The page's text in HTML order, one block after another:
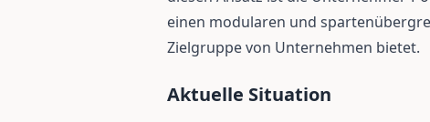
einen modularen und
Zielgruppe von Unternehmen bietet.
Aktuelle Situation